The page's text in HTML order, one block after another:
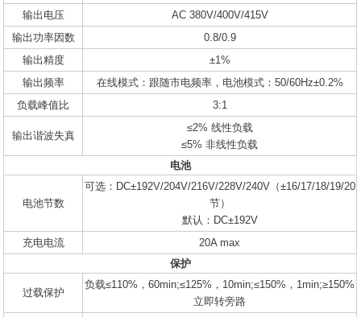
输出电压
AC 380V/400V/415V
输出功率因数
0.8/0.9
输出精度
±1%
输出频率
在线模式：跟随市电频率，电池模式：50/60Hz±0.2%
负载峰值比
3:1
输出谐波失真
≤2% 线性负载
≤5% 非线性负载
电池
电池节数
可选：DC±192V/204V/216V/228V/240V（±16/17/18/19/20
节）
默认：DC±192V
充电电流
20A max
保护
过载保护
负载≤110%，60min;≤125%，10min;≤150%，1min;≥150%
立即转旁路